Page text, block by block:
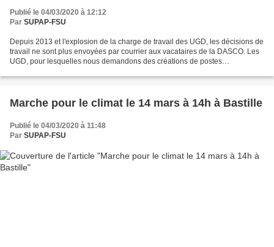
Publié le 04/03/2020 à 12:12
Par SUPAP-FSU
Depuis 2013 et l'explosion de la charge de travail des UGD, les décisions de
travail ne sont plus envoyées par courrier aux vacataires de la DASCO. Les
UGD, pour lesquelles nous demandons des créations de postes
Marche pour le climat le 14 mars à 14h à Bastille
Publié le 04/03/2020 à 11:48
Par SUPAP-FSU